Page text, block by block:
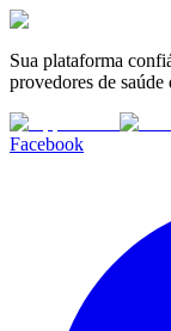
Sua plataforma
provedores de
Facebook